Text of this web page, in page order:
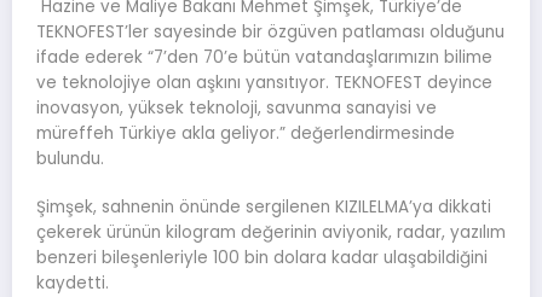
Hazine ve Maliye Bakanı Mehmet Şimşek, Türkiye’de
TEKNOFEST’ler sayesinde bir özgüven patlaması olduğunu
ifade ederek “7’den 70’e bütün vatandaşlarımızın bilime
ve teknolojiye olan aşkını yansıtıyor. TEKNOFEST deyince
inovasyon, yüksek teknoloji, savunma sanayisi ve
müreffeh Türkiye akla geliyor.” değerlendirmesinde
bulundu.
Şimşek, sahnenin önünde sergilenen KIZILELMA’ya dikkati
çekerek ürünün kilogram değerinin aviyonik, radar, yazılım
benzeri bileşenleriyle 100 bin dolara kadar ulaşabildiğini
kaydetti.